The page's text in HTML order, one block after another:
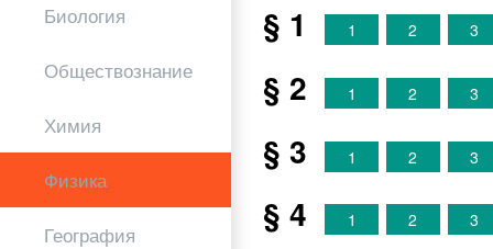
Биология
Обществознание
Химия
Физика
География
§ 1 1 2 3
§ 2 1 2 3
§ 3 1 2 3
§ 4 1 2 3